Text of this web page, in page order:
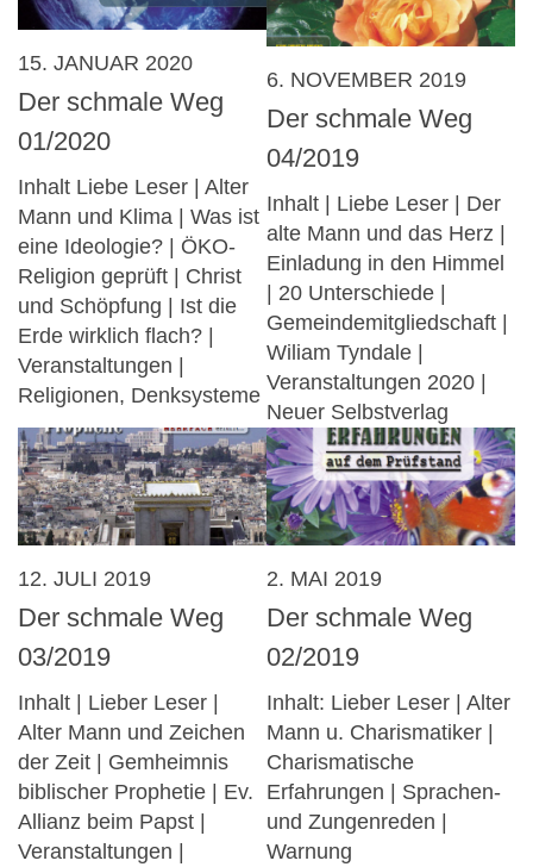
15. JANUAR 2020
Der schmale Weg
01/2020
Inhalt Liebe Leser | Alter
Mann und Klima | Was ist
eine Ideologie? | ÖKO-
Religion geprüft | Christ
und Schöpfung | Ist die
Erde wirklich flach? |
Veranstaltungen |
Religionen, Denksysteme
6. NOVEMBER 2019
Der schmale Weg
04/2019
Inhalt | Liebe Leser | Der
alte Mann und das Herz |
Einladung in den Himmel
| 20 Unterschiede |
Gemeindemitgliedschaft |
Wiliam Tyndale |
Veranstaltungen 2020 |
Neuer Selbstverlag
12. JULI 2019
Der schmale Weg
03/2019
Inhalt | Lieber Leser |
Alter Mann und Zeichen
der Zeit | Gemheimnis
biblischer Prophetie | Ev.
Allianz beim Papst |
Veranstaltungen |
2. MAI 2019
Der schmale Weg
02/2019
Inhalt: Lieber Leser | Alter
Mann u. Charismatiker |
Charismatische
Erfahrungen | Sprachen-
und Zungenreden |
Warnung